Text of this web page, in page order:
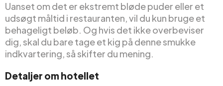
Uanset om det er ekstremt bløde puder eller et
udsøgt måltid i restauranten, vil du kun bruge et
behageligt beløb. Og hvis det ikke overbeviser
dig, skal du bare tage et kig på denne smukke
indkvartering, så skifter du mening.
Detaljer om hotellet